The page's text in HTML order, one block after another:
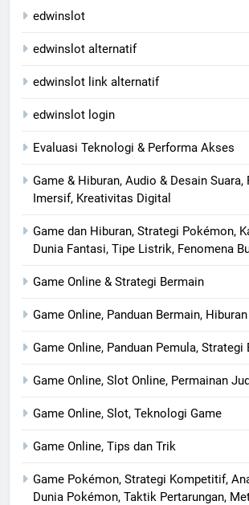
edwinslot
edwinslot alternatif
edwinslot link alternatif
edwinslot login
Evaluasi Teknologi & Performa Akses
Game & Hiburan, Audio & Desain Suara,
Imersif, Kreativitas Digital
Game dan Hiburan, Strategi Pokémon,
Dunia Fantasi, Tipe Listrik, Fenomena
Game Online & Strategi Bermain
Game Online, Panduan Bermain,
Game Online, Panduan Pemula, Strategi
Game Online, Slot Online, Permainan
Game Online, Slot, Teknologi Game
Game Online, Tips dan Trik
Game Pokémon, Strategi Kompetitif,
Dunia Pokémon, Taktik Pertarungan,